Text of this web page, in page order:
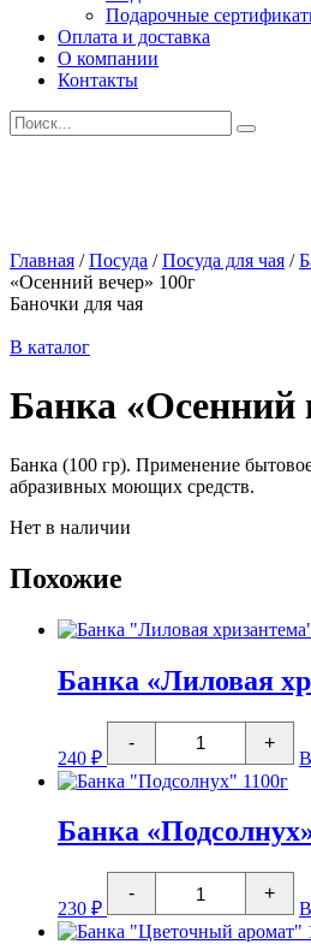
Подарочные
Оплата и доставка
О компании
Контакты
Искать:
Главная /Посуда /Посуда для чая /
«Осенний вечер» 100г
Баночки для чая
В каталог
Банка «Осенний
Банка (100 гр). Применение
абразивных моющих средств.
Нет в наличии
Похожие
Банка «Лиловая
240 ₽
-
Количество
товара
Банка
"Лиловая
100г
+
Банка
230 ₽
-
Количество
товара
Банка
"Подсолнух"
+